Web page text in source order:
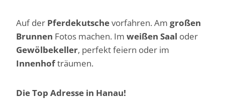
Auf der Pferdekutschevorfahren. Am großen
Brunnen Fotos machen. Im weißen Saal oder
Gewölbekeller, perfekt feiern oder im
Innenhofträumen.
Die Top Adresse in Hanau!